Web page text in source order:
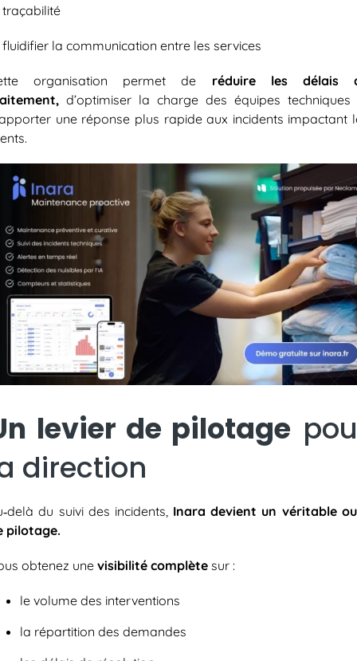
traçabilité
fluidifier la communication entre les services
organisation permet de réduire les délais
d’optimiser la charge des équipes techniques
une réponse plus rapide aux incidents impactant
levier de pilotage
direction
du suivi des incidents, Inara devient un véritable
pilotage.
obtenez unevisibilité complète sur :
le volume des interventions
la répartition des demandes